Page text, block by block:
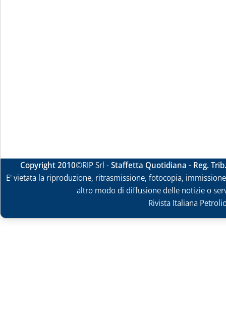
Copyright 2010©RIP Srl -Staffetta Quotidiana - Reg.
E' vietata la riproduzione, ritrasmissione, fotocopia,
altro modo di diffusione delle notizie o
Rivista Italiana